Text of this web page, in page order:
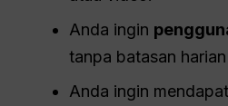
Anda ingin
tanpa batasan harian
Anda ingin